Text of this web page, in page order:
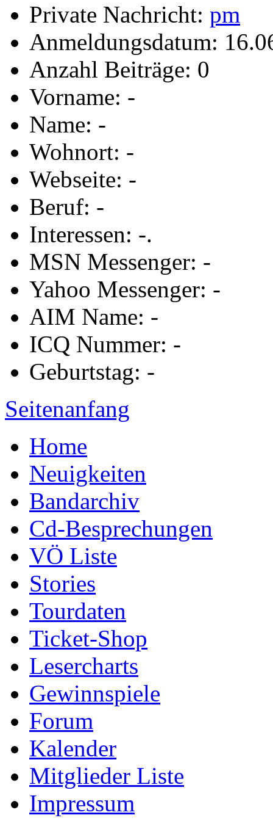
Private Nachricht: pm
Anmeldungsdatum:
Anzahl Beiträge: 0
Vorname: -
Name: -
Wohnort: -
Webseite: -
Beruf: -
Interessen: -.
MSN Messenger: -
Yahoo Messenger: -
AIM Name: -
ICQ Nummer: -
Geburtstag: -
Seitenanfang
Home
Neuigkeiten
Bandarchiv
Cd-Besprechungen
VÖ Liste
Stories
Tourdaten
Ticket-Shop
Lesercharts
Gewinnspiele
Forum
Kalender
Mitglieder Liste
Impressum